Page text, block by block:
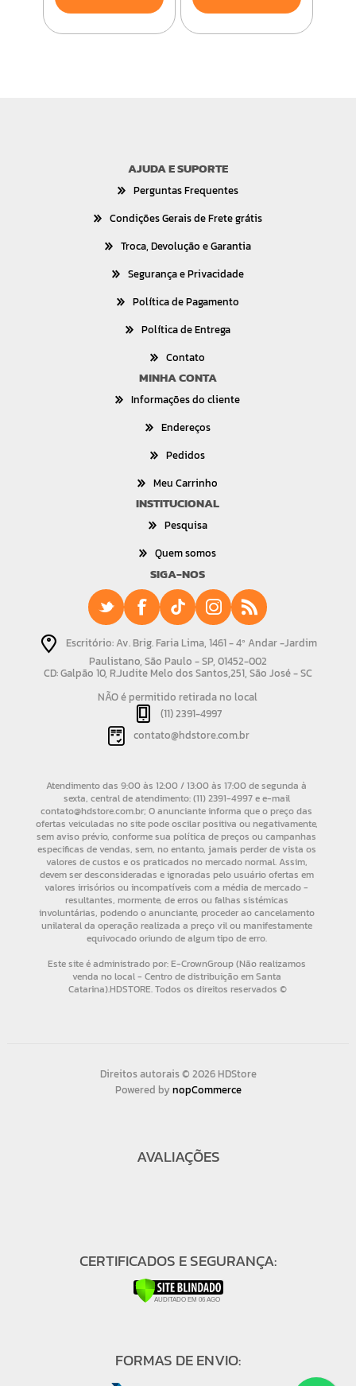
AJUDA E SUPORTE
Perguntas Frequentes
Condições Gerais de Frete grátis
Troca, Devolução e Garantia
Segurança e Privacidade
Política de Pagamento
Política de Entrega
Contato
MINHA CONTA
Informações do cliente
Endereços
Pedidos
Meu Carrinho
INSTITUCIONAL
Pesquisa
Quem somos
SIGA-NOS
Escritório: Av. Brig. Faria Lima, 1461 - 4º Andar -Jardim
Paulistano, São Paulo - SP, 01452-002
CD: Galpão 10, R.Judite Melo dos Santos,251, São José - SC
NÃO é permitido retirada no local
(11) 2391-4997
contato@hdstore.com.br
Direitos autorais © 2026 HDStore
Powered bynopCommerce
AVALIAÇÕES
CERTIFICADOS E SEGURANÇA:
FORMAS DE ENVIO: